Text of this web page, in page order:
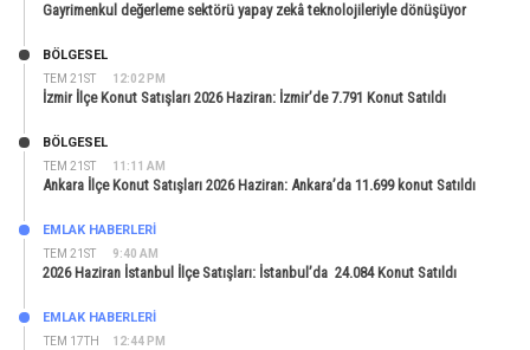
Gayrimenkul değerleme sektörü yapay zekâ teknolojileriyle dönüşüyor
TEM 21ST 12:02 PM
BÖLGESEL
İzmir İlçe Konut Satışları 2026 Haziran: İzmir’de 7.791 Konut Satıldı
TEM 21ST 11:11 AM
BÖLGESEL
Ankara İlçe Konut Satışları 2026 Haziran: Ankara’da 11.699 konut Satıldı
TEM 21ST 9:40 AM
EMLAK HABERLERI
2026 Haziran İstanbul İlçe Satışları: İstanbul’da 24.084 Konut Satıldı
TEM 17TH 12:44 PM
EMLAK HABERLERI